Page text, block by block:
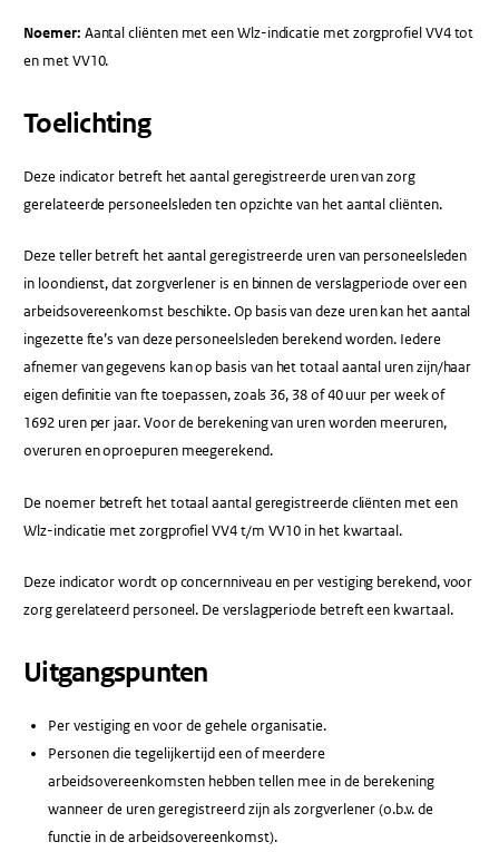
Noemer: Aantal cliënten met een Wlz-indicatie met zorgprofiel VV4 tot
en met VV10.
Toelichting
Deze indicator betreft het aantal geregistreerde uren van zorg
gerelateerde personeelsleden ten opzichte van het aantal cliënten.
Deze teller betreft het aantal geregistreerde uren van personeelsleden
in loondienst, dat zorgverlener is en binnen de verslagperiode over een
arbeidsovereenkomst beschikte. Op basis van deze uren kan het aantal
ingezette fte’s van deze personeelsleden berekend worden. Iedere
afnemer van gegevens kan op basis van het totaal aantal uren zijn/haar
eigen definitie van fte toepassen, zoals 36, 38 of 40 uur per week of
1692 uren per jaar. Voor de berekening van uren worden meeruren,
overuren en oproepuren meegerekend.
De noemer betreft het totaal aantal geregistreerde cliënten met een
Wlz-indicatie met zorgprofiel VV4 t/m VV10 in het kwartaal.
Deze indicator wordt op concernniveau en per vestiging berekend, voor
zorg gerelateerd personeel. De verslagperiode betreft een kwartaal.
Uitgangspunten
Per vestiging en voor de gehele organisatie.
Personen die tegelijkertijd een of meerdere
arbeidsovereenkomsten hebben tellen mee in de berekening
wanneer de uren geregistreerd zijn als zorgverlener (o.b.v. de
functie in de arbeidsovereenkomst).